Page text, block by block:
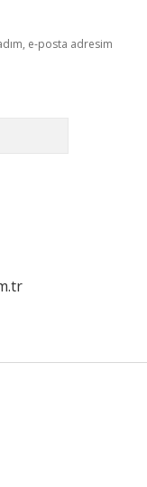
e-posta adresim